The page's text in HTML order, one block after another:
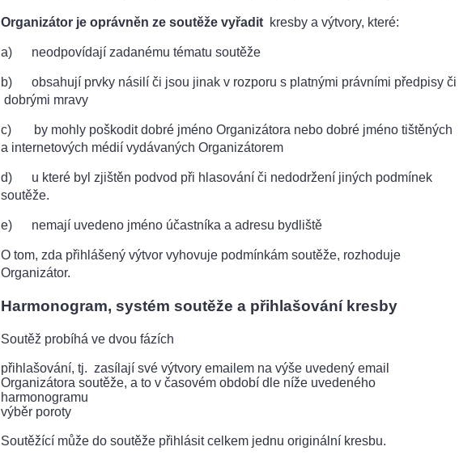
Organizátor je oprávněn ze soutěže vyřadit kresby a výtvory, které:
a) neodpovídají zadanému tématu soutěže
b) obsahují prvky násilí či jsou jinak v rozporu s platnými právními předpisy či
dobrými mravy
c) by mohly poškodit dobré jméno Organizátora nebo dobré jméno tištěných
a internetových médií vydávaných Organizátorem
d) u které byl zjištěn podvod při hlasování či nedodržení jiných podmínek
soutěže.
e) nemají uvedeno jméno účastníka a adresu bydliště
O tom, zda přihlášený výtvor vyhovuje podmínkám soutěže, rozhoduje
Organizátor.
Harmonogram, systém soutěže a přihlašování kresby
Soutěž probíhá ve dvou fázích
přihlašování, tj. zasílají své výtvory emailem na výše uvedený email
Organizátora soutěže, a to v časovém období dle níže uvedeného
harmonogramu
výběr poroty
Soutěžící může do soutěže přihlásit celkem jednu originální kresbu.